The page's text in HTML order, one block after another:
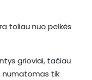
toliau nuo pelkės
grioviai, tačiau
numatomas tik